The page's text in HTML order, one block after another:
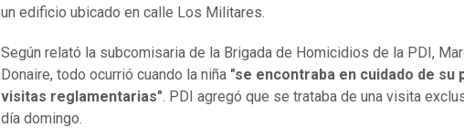
un edificio ubicado en calle Los Militares.
Según relató la subcomisaria de la Brigada de Homicidios de la PDI,
Donaire, todo ocurrió cuando la niña "se encontraba en cuidado de su
visitas reglamentarias". PDI agregó que se trataba de una visita
día domingo.